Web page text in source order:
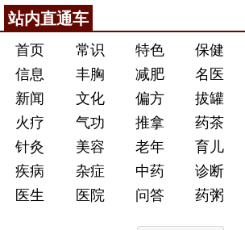
衰弱，不能起坐站立。会诊时，见患
之有声，身发低热，呕逆间作，呼
而腻，脉象沉数有力。当务之急，
可救其燃眉，乃拟大承气汤重剂，
30克，并嘱其急速频煎频服，8小时
痛，随之矢气，旋即大便，排出数
后，随之大下，排泄物臭气熏人，
毋容置疑，中医能治急症，并
在治疗过程中，能与西医的先进手
服药、输氧、输血等，则更能相得益
站内直通车
首页 常识 特色 保健
信息
丰胸 减肥 名医
新闻
文化 偏方 拔罐
火疗
气功 推拿 药茶
针灸
美容 老年 育儿
疾病
杂症 中药 诊断
医生
医院 问答 药粥